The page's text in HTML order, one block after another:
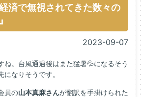
済で無視されてきた数々の
2023-09-07
ね。台風通過後はまた猛暑💦になるそう
なりそうです。
員の山本真麻さんが翻訳を手掛けられた